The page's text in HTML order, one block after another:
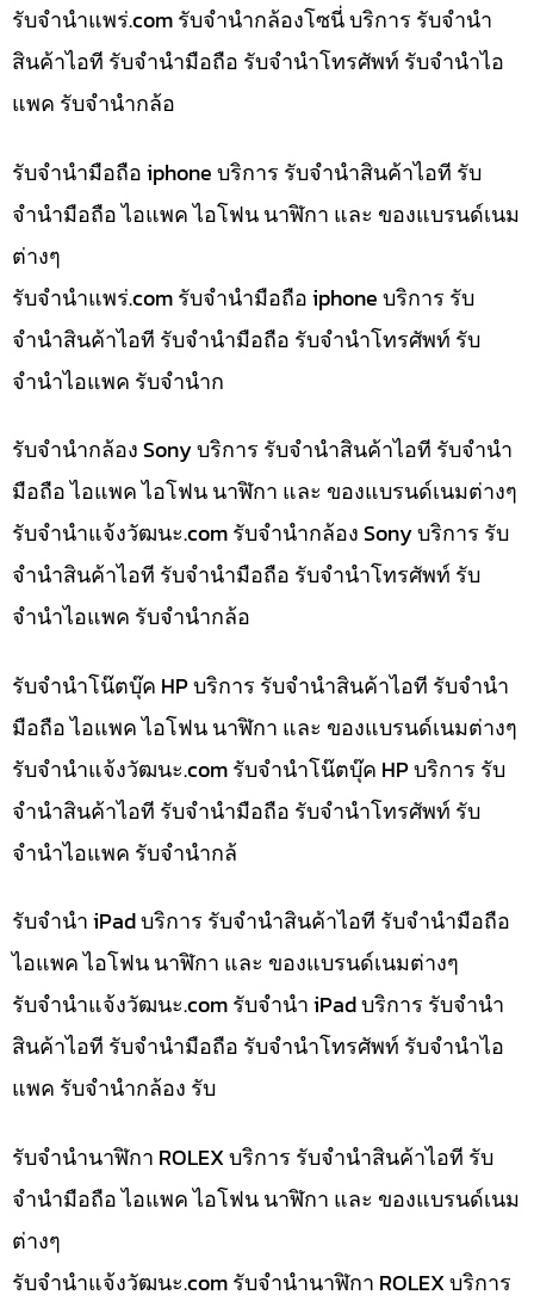
รับจํานําแพร่.com รับจำนำกล้องโซนี่ บริการ รับจำนำ
สินค้าไอที รับจำนำมือถือ รับจำนำโทรศัพท์ รับจำนำไอ
แพค รับจำนำกล้อ
รับจำนำมือถือ iphone บริการ รับจำนำสินค้าไอที รับ
จำนำมือถือ ไอแพค ไอโฟน นาฬิกา และ ของแบรนด์เนม
ต่างๆ
รับจํานําแพร่.com รับจำนำมือถือ iphone บริการ รับ
จำนำสินค้าไอที รับจำนำมือถือ รับจำนำโทรศัพท์ รับ
จำนำไอแพค รับจำนำก
รับจำนำกล้อง Sony บริการ รับจำนำสินค้าไอที รับจำนำ
มือถือ ไอแพค ไอโฟน นาฬิกา และ ของแบรนด์เนมต่างๆ
รับจํานําแจ้งวัฒนะ.com รับจำนำกล้อง Sony บริการ รับ
จำนำสินค้าไอที รับจำนำมือถือ รับจำนำโทรศัพท์ รับ
จำนำไอแพค รับจำนำกล้อ
รับจำนำโน๊ตบุ๊ค HP บริการ รับจำนำสินค้าไอที รับจำนำ
มือถือ ไอแพค ไอโฟน นาฬิกา และ ของแบรนด์เนมต่างๆ
รับจํานําแจ้งวัฒนะ.com รับจำนำโน๊ตบุ๊ค HP บริการ รับ
จำนำสินค้าไอที รับจำนำมือถือ รับจำนำโทรศัพท์ รับ
จำนำไอแพค รับจำนำกล้
รับจำนำ iPad บริการ รับจำนำสินค้าไอที รับจำนำมือถือ
ไอแพค ไอโฟน นาฬิกา และ ของแบรนด์เนมต่างๆ
รับจํานําแจ้งวัฒนะ.com รับจำนำ iPad บริการ รับจำนำ
สินค้าไอที รับจำนำมือถือ รับจำนำโทรศัพท์ รับจำนำไอ
แพค รับจำนำกล้อง รับ
รับจำนำนาฬิกา ROLEX บริการ รับจำนำสินค้าไอที รับ
จำนำมือถือ ไอแพค ไอโฟน นาฬิกา และ ของแบรนด์เนม
ต่างๆ
รับจํานําแจ้งวัฒนะ.com รับจำนำนาฬิกา ROLEX บริการ